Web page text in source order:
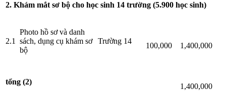
2. Khám mắt sơ bộ cho học sinh 14 trường (5.900 học sinh)
2.1
Photo hồ sơ và danh
sách, dụng cụ khám sơ
bộ
Trường 14
100,000 1,400,000
tổng (2)
1,400,000